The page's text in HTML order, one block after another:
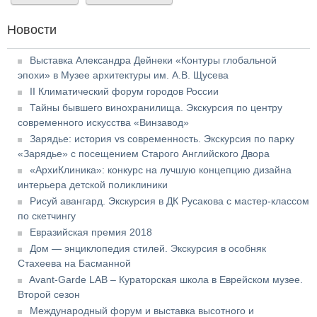
Новости
Выставка Александра Дейнеки «Контуры глобальной
эпохи» в Музее архитектуры им. А.В. Щусева
II Климатический форум городов России
Тайны бывшего винохранилища. Экскурсия по центру
современного искусства «Винзавод»
Зарядье: история vs современность. Экскурсия по парку
«Зарядье» с посещением Старого Английского Двора
«АрхиКлиника»: конкурс на лучшую концепцию дизайна
интерьера детской поликлиники
Рисуй авангард. Экскурсия в ДК Русакова с мастер-классом
по скетчингу
Евразийская премия 2018
Дом — энциклопедия стилей. Экскурсия в особняк
Стахеева на Басманной
Avant-Garde LAB – Кураторская школа в Еврейском музее.
Второй сезон
Международный форум и выставка высотного и